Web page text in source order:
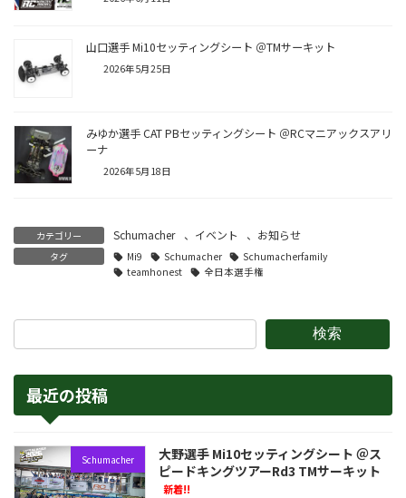
山口選手 Mi10セッティングシート ＠TMサーキット
2026年5月25日
みゆか選手 CAT PBセッティングシート ＠RCマニアックスアリ
ーナ
2026年5月18日
カテゴリー Schumacher 、 イベント 、 お知らせ
タグ Mi9 Schumacher
Schumacherfamily
teamhonest
全日本選手権
検索
最近の投稿
Schumacher
大野選手 Mi10セッティングシート ＠ス
ピードキングツアーRd3 TMサーキット
新着!!